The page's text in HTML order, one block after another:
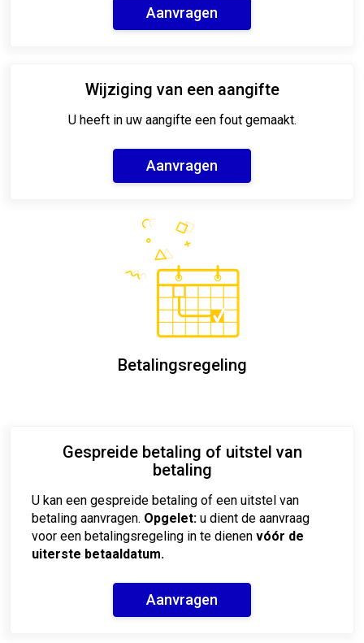
Aanvragen
Wijziging van een aangifte
U heeft in uw aangifte een fout gemaakt.
Aanvragen
Betalingsregeling
Gespreide betaling of uitstel van
betaling
U kan een gespreide betaling of een uitstel van
betaling aanvragen. Opgelet: u dient de aanvraag
voor een betalingsregeling in te dienen vóór de
uiterste betaaldatum.
Aanvragen